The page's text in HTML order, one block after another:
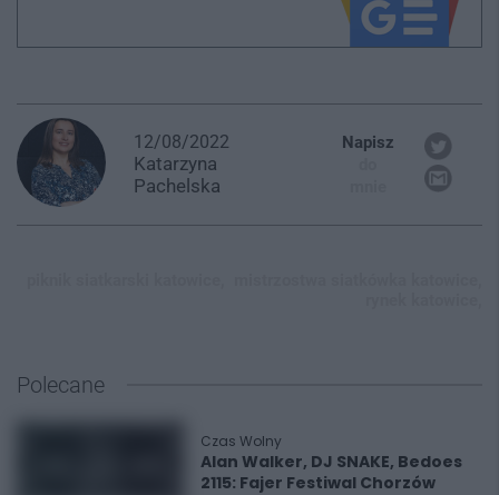
12/08/2022
Katarzyna
Pachelska
Napisz
Polecane
Czas Wolny
Alan Walker, DJ SNAKE, Bedoes
2115: Fajer Festiwal Chorzów